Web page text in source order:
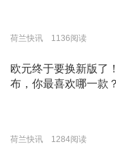
荷兰快讯 1136阅读
欧元终于要换新版了
布，你最喜欢哪一款？
荷兰快讯 1284阅读